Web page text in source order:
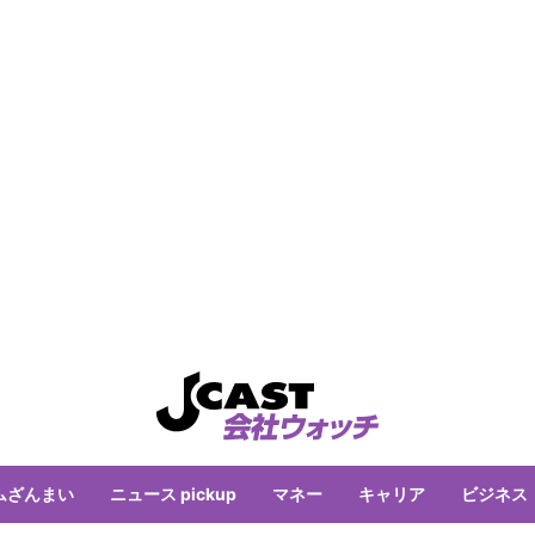
ざんまい ニュース pickup マネー キャリア ビジネス